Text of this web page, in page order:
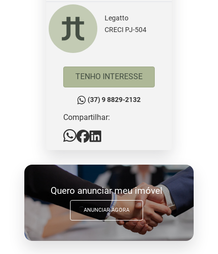
Legatto
CRECI PJ-504
TENHO INTERESSE
(37) 9 8829-2132
Compartilhar:
Quero anunciar meu imóvel
ANUNCIAR AGORA